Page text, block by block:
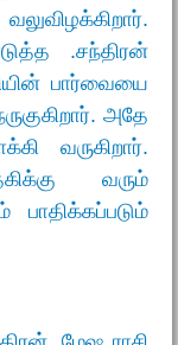
.சந்திரன்
பார்வையை
அதே
வருகிறார்.
வரும்
பாதிக்கப்படும்